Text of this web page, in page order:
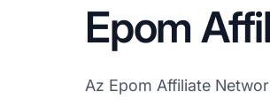
Epom
Az Epom Affiliate